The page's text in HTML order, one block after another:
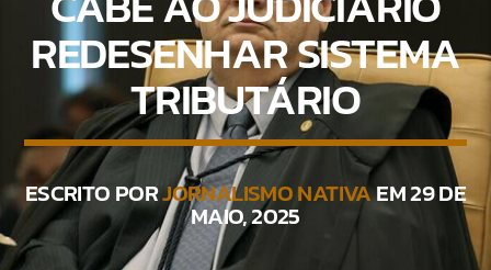
REDESENHAR SISTEMA
TRIBUTÁRIO
ESCRITO PORJORNALISMO NATIVAEM 29 DE
MAIO, 2025